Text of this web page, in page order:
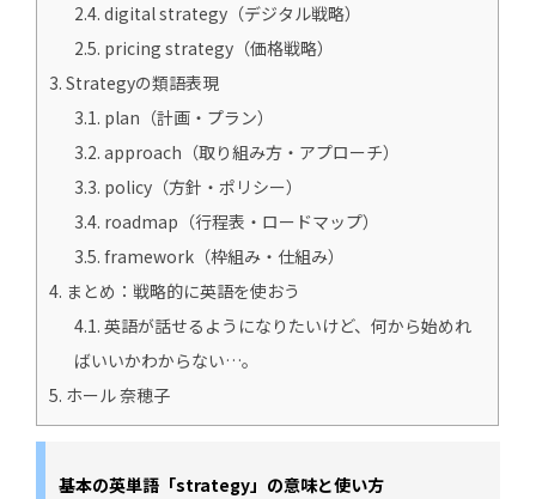
2.4. digital strategy（デジタル戦略）
2.5. pricing strategy（価格戦略）
3. Strategyの類語表現
3.1. plan（計画・プラン）
3.2. approach（取り組み方・アプローチ）
3.3. policy（方針・ポリシー）
3.4. roadmap（行程表・ロードマップ）
3.5. framework（枠組み・仕組み）
4. まとめ：戦略的に英語を使おう
4.1. 英語が話せるようになりたいけど、何から始めれ
ばいいかわからない…。
5. ホール 奈穂子
基本の英単語「strategy」の意味と使い方